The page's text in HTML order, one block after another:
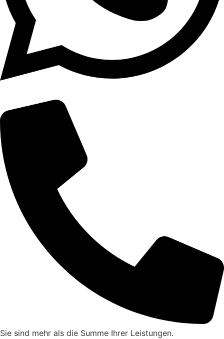
Sie sind mehr als die Summe Ihrer Leistungen.